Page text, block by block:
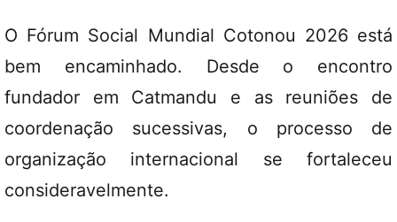
O Fórum Social Mundial Cotonou 2026 está
bem encaminhado. Desde o encontro
fundador em Catmandu e as reuniões de
coordenação sucessivas, o processo de
organização internacional se fortaleceu
consideravelmente.